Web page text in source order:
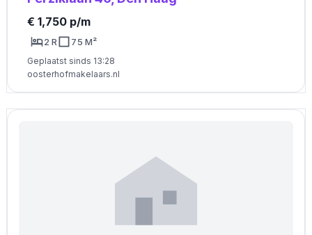
€ 1,750 p/m
2 R 75 M²
Geplaatst sinds 13:28
oosterhofmakelaars.nl